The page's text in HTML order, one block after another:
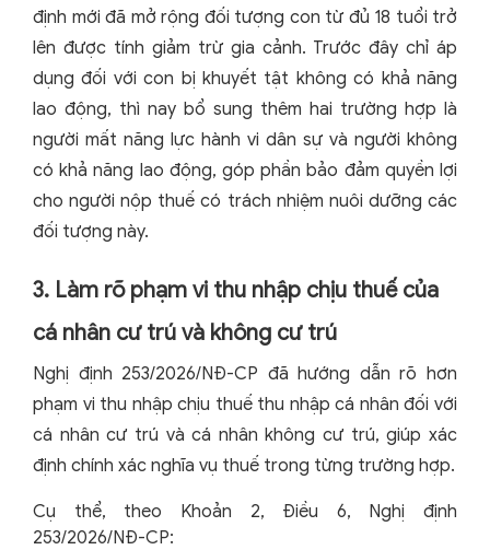
định mới đã mở rộng đối tượng con từ đủ 18 tuổi trở
lên được tính giảm trừ gia cảnh. Trước đây chỉ áp
dụng đối với con bị khuyết tật không có khả năng
lao động, thì nay bổ sung thêm hai trường hợp là
người mất năng lực hành vi dân sự và người không
có khả năng lao động, góp phần bảo đảm quyền lợi
cho người nộp thuế có trách nhiệm nuôi dưỡng các
đối tượng này.
3. Làm rõ phạm vi thu nhập chịu thuế của
cá nhân cư trú và không cư trú
Nghị định 253/2026/NĐ-CP đã hướng dẫn rõ hơn
phạm vi thu nhập chịu thuế thu nhập cá nhân đối với
cá nhân cư trú và cá nhân không cư trú, giúp xác
định chính xác nghĩa vụ thuế trong từng trường hợp.
Cụ thể, theo Khoản 2, Điều 6, Nghị định
253/2026/NĐ-CP: